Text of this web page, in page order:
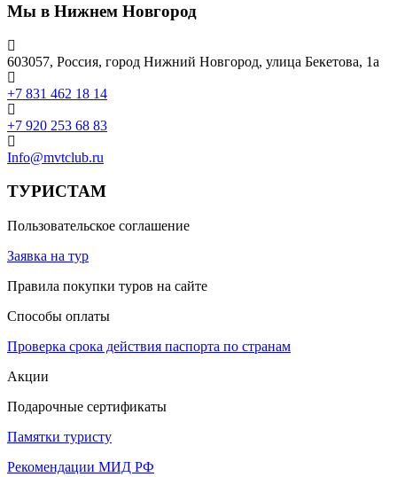
Мы в Нижнем Новгород
603057, Россия, город Нижний Новгород, улица Бекетова, 1а
+7 831 462 18 14
+7 920 253 68 83
Info@mvtclub.ru
ТУРИСТАМ
Пользовательское соглашение
Заявка на тур
Правила покупки туров на сайте
Способы оплаты
Проверка срока действия паспорта по странам
Акции
Подарочные сертификаты
Памятки туристу
Рекомендации МИД РФ